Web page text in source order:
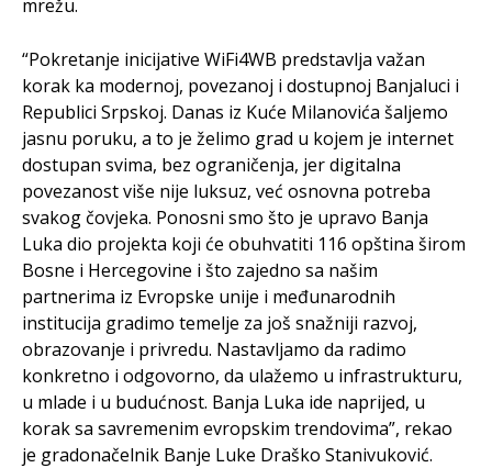
mrežu.
“Pokretanje inicijative WiFi4WB predstavlja važan
korak ka modernoj, povezanoj i dostupnoj Banjaluci i
Republici Srpskoj. Danas iz Kuće Milanovića šaljemo
jasnu poruku, a to je želimo grad u kojem je internet
dostupan svima, bez ograničenja, jer digitalna
povezanost više nije luksuz, već osnovna potreba
svakog čovjeka. Ponosni smo što je upravo Banja
Luka dio projekta koji će obuhvatiti 116 opština širom
Bosne i Hercegovine i što zajedno sa našim
partnerima iz Evropske unije i međunarodnih
institucija gradimo temelje za još snažniji razvoj,
obrazovanje i privredu. Nastavljamo da radimo
konkretno i odgovorno, da ulažemo u infrastrukturu,
u mlade i u budućnost. Banja Luka ide naprijed, u
korak sa savremenim evropskim trendovima”, rekao
je gradonačelnik Banje Luke Draško Stanivuković.